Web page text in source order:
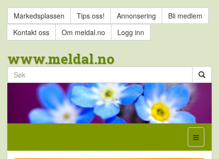
Markedsplassen Tips oss! Annonsering
Bli medlem
Kontakt oss
Om meldal.no Logg inn
www.meldal.no